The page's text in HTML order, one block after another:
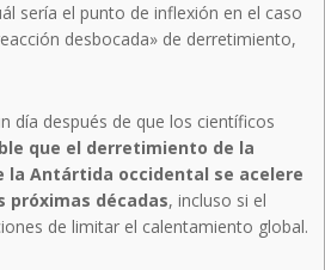
sería el punto de inflexión en el caso
desbocada» de derretimiento,
día después de que los científicos
que el derretimiento de la
la Antártida occidental se acelere
próximas décadas, incluso si el
de limitar el calentamiento global.